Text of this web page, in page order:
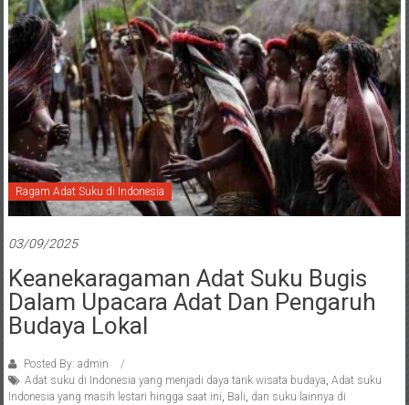
Ragam Adat Suku di Indonesia
03/09/2025
Keanekaragaman Adat Suku Bugis
Dalam Upacara Adat Dan Pengaruh
Budaya Lokal
Posted By: admin
Adat suku di Indonesia yang menjadi daya tarik wisata budaya, Adat suku
Indonesia yang masih lestari hingga saat ini, Bali, dan suku lainnya di